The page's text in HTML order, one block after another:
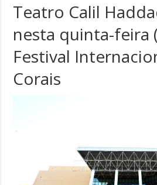
Teatro Calil
nesta quinta-feira
Festival
Corais